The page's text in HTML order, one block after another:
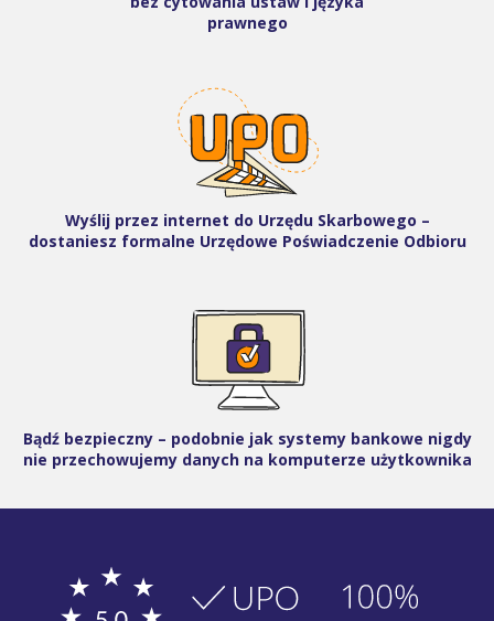
prawnego
Wyślij przez internet do Urzędu Skarbowego –
dostaniesz formalne Urzędowe Poświadczenie Odbioru
Bądź bezpieczny – podobnie jak systemy bankowe nigdy
nie przechowujemy danych na komputerze użytkownika